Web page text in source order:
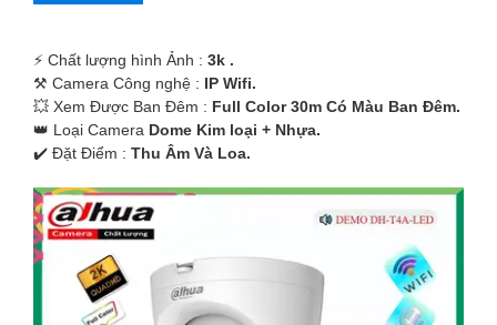
️⚡ Chất lượng hình Ảnh : 3k .
⚒ Camera Công nghệ : IP Wifi.
💥 Xem Được Ban Đêm : Full Color 30m Có Màu Ban Ðêm.
👑 Loại Camera Dome Kim loại + Nhựa.
️✔️ Đặt Điểm : Thu Âm Và Loa.